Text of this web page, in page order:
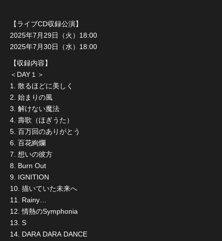
【ライブCD収録公演】
2025年7月29日（火）18:00
2025年7月30日（水）18:00
【収録内容】
＜DAY１＞
1. 散るほどに美しく
2. 始まりの風
3. 解けない魔法
4. 壽歌（ほぎうた）
5. 百万回のありがとう
6. 百花絢爛
7. 想いの彼方
8. Burn Out
9. IGNITION
10. 描いていた未来へ
11. Rainy…
12. 情熱のSymphonia
13. S
14. DARA DARA DANCE